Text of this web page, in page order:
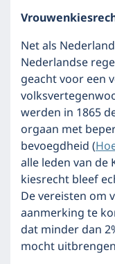
Net als
Nederlandse
geacht voor een
werden in 1865
orgaan met
bevoegdheid (
alle leden van de
kiesrecht bleef
De vereisten om
aanmerking te
dat minder dan
mocht